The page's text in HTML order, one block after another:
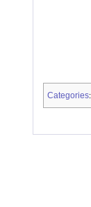
Categories: